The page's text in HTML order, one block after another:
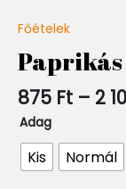
Főételek
875 Ft – 2
Adag
Kis Normál